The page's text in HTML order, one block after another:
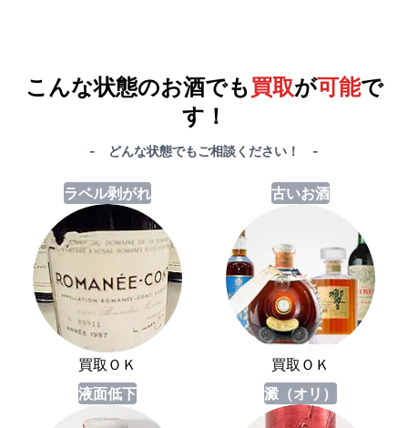
こんな状態のお酒でも買取が可能で
す！
- どんな状態でもご相談ください！ -
ラベル剥がれ
買取ＯＫ
古いお酒
買取ＯＫ
液面低下
澱（オリ）